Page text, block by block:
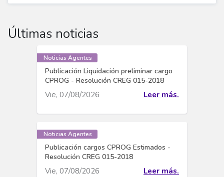
Últimas noticias
Noticias Agentes
Publicación Liquidación preliminar cargo
CPROG - Resolución CREG 015-2018
Vie, 07/08/2026 Leer más.
Noticias Agentes
Publicación cargos CPROG Estimados -
Resolución CREG 015-2018
Vie, 07/08/2026 Leer más.